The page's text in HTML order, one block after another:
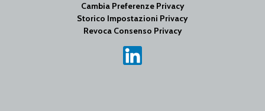
Cambia Preferenze Privacy
Storico Impostazioni Privacy
Revoca Consenso Privacy